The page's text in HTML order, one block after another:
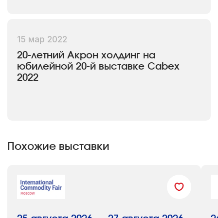
2022 год (20-я юбилейная выставка)
Участники: 114 компаний из 6 стран
Участники: 140 производителей и
поставщиков (35 компаний — впервые,
Беларуси, Польши и Швейцарии)
15 мар 2022
20-летний Акрон холдинг на
юбилейной 20-й выставке Cabex
2022
Похожие выставки